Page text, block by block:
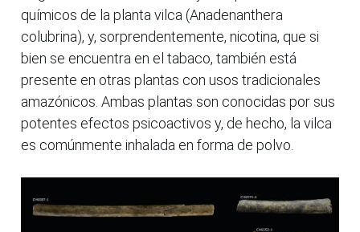
químicos de la planta vilca (Anadenanthera
colubrina), y, sorprendentemente, nicotina, que si
bien se encuentra en el tabaco, también está
presente en otras plantas con usos tradicionales
amazónicos. Ambas plantas son conocidas por sus
potentes efectos psicoactivos y, de hecho, la vilca
es comúnmente inhalada en forma de polvo.